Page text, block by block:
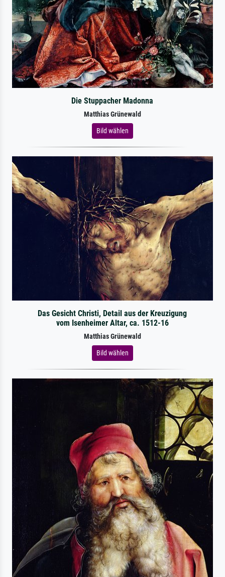
Die Stuppacher Madonna
Matthias Grünewald
Bild wählen
Das Gesicht Christi, Detail aus der Kreuzigung
vom Isenheimer Altar, ca. 1512-16
Matthias Grünewald
Bild wählen